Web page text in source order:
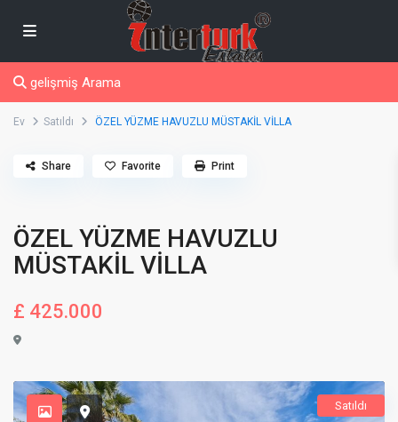
gelişmiş Arama
Ev Satıldı ÖZEL YÜZME HAVUZLU MÜSTAKİL VİLLA
ÖZEL YÜZME HAVUZLU
MÜSTAKİL VİLLA
£ 425.000
Share Favorite Print
Satıldı